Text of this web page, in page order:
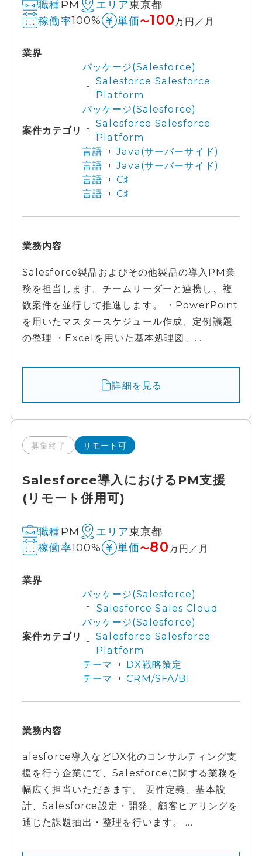
職種PM エリア東京都
稼働率100% 単価〜100万円／月
業界
案件カテゴリ
パッケージ(Salesforce)
Salesforce Salesforce
Platform
パッケージ(Salesforce)
Salesforce Salesforce
Platform
言語
Java(サーバーサイド)
言語
Java(サーバーサイド)
言語
C♯
言語
C♯
業務内容
Salesforce製品およびその他製品の導入PM業
務を担当します。チームリーダーと連携し、複
数案件を並行して推進します。 ・PowerPoint
を用いたマスタースケジュール作成、定例議題
の整理 ・Excelを用いた基本処理図、...
詳細を見る
募集終了 リモート可
Salesforce導入におけるPM支援
(リモート併用可)
職種PM エリア東京都
稼働率100% 単価〜80万円／月
業界
案件カテゴリ
パッケージ(Salesforce)
Salesforce Sales Cloud
パッケージ(Salesforce)
Salesforce Salesforce
Platform
テーマ
DX戦略策定
テーマ
CRM/SFA/BI
業務内容
alesforce導入などDX化のコンサルティング支
援を行う企業にて、Salesforceに関する業務を
幅広く担当いただきます。 要件定義、基本設
計、Salesforce設定・開発、顧客ヒアリングを
通じた課題抽出・整理を行います。 ...